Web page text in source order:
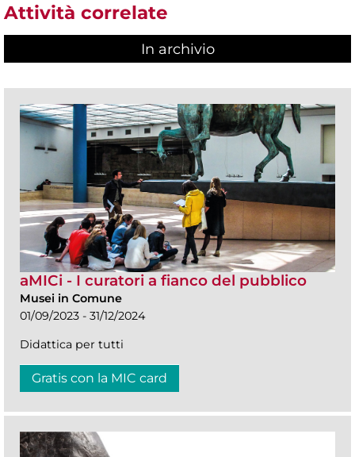
Attività correlate
In archivio
aMICi - I curatori a fianco del pubblico
Musei in Comune
01/09/2023 - 31/12/2024
Didattica per tutti
Gratis con la MIC card